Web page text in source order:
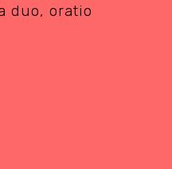
duo, oratio